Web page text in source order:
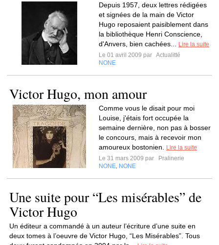
Depuis 1957, deux lettres rédigées
et signées de la main de Victor
Hugo reposaient paisiblement dans
la bibliothèque Henri Conscience,
d'Anvers, bien cachées...
Lire la suite
Le 01 avril 2009 par Actualitté
NONE
Victor Hugo, mon amour
Comme vous le disait pour moi
Louise, j'étais fort occupée la
semaine dernière, non pas à bosser
le concours, mais à recevoir mon
amoureux bostonien.
Lire la suite
Le 31 mars 2009 par
Pralinerie
NONE NONE
Une suite pour “Les misérables” de
Victor Hugo
Un éditeur a commandé à un auteur l’écriture d’une suite en
deux tomes à l’oeuvre de Victor Hugo, “Les Misérables”. Tous